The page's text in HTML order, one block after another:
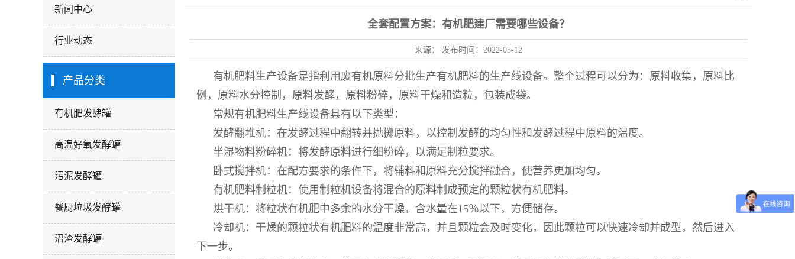
新闻中心
行业动态
产品分类
有机肥发酵罐
高温好氧发酵罐
污泥发酵罐
餐厨垃圾发酵罐
沼渣发酵罐
全套配置方案：有机肥建厂需要哪些设备？
来源： 发布时间：2022-05-12
有机肥料生产设备是指利用废有机原料分批生产有机肥料的生产线设备。整个过程可以分为：原料收集，原料比
例，原料水分控制，原料发酵，原料粉碎，原料干燥和造粒，包装成袋。
常规有机肥料生产线设备具有以下类型：
发酵翻堆机：在发酵过程中翻转并抛掷原料，以控制发酵的均匀性和发酵过程中原料的温度。
半湿物料粉碎机：将发酵原料进行细粉碎，以满足制粒要求。
卧式搅拌机：在配方要求的条件下，将辅料和原料充分搅拌融合，使营养更加均匀。
有机肥料制粒机：使用制粒机设备将混合的原料制成预定的颗粒状有机肥料。
烘干机：将粒状有机肥中多余的水分干燥，含水量在15％以下，方便储存。
冷却机：干燥的颗粒状有机肥料的温度非常高，并且颗粒会及时变化，因此颗粒可以快速冷却并成型，然后进入
下一步。